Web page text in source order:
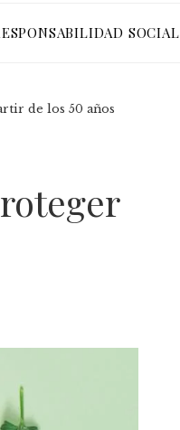
SOCIAL
de los 50 años